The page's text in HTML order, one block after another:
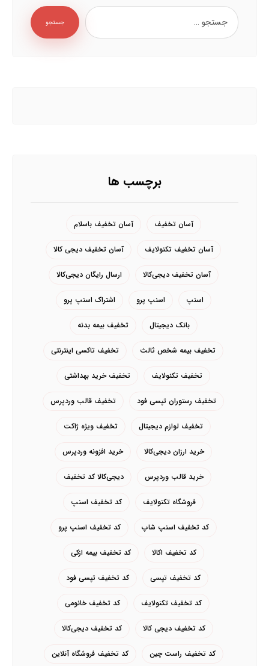
جستجو
برچسب ها
آسان تخفیف آسان تخفیف باسلام
آسان تخفیف تکنولایف آسان تخفیف دیجی کالا
آسان تخفیف دیجی‌کالا ارسال رایگان دیجی‌کالا
اسنپ اسنپ پرو اشتراک اسنپ پرو
بانک دیجیتال تخفیف بیمه بدنه
تخفیف بیمه شخص ثالث تخفیف تاکسی اینترنتی
تخفیف تکنولایف تخفیف خرید بهداشتی
تخفیف رستوران تپسی فود تخفیف قالب وردپرس
تخفیف لوازم دیجیتال تخفیف ویژه ژاکت
خرید ارزان دیجی‌کالا خرید افزونه وردپرس
خرید قالب وردپرس دیجی‌کالا کد تخفیف
فروشگاه تکنولایف کد تخفیف اسنپ
کد تخفیف اسنپ شاپ کد تخفیف اسنپ پرو
کد تخفیف اکالا کد تخفیف بیمه ازکی
کد تخفیف تپسی کد تخفیف تپسی فود
کد تخفیف تکنولایف کد تخفیف خانومی
کد تخفیف دیجی کالا کد تخفیف دیجی‌کالا
کد تخفیف راست چین کد تخفیف فروشگاه آنلاین